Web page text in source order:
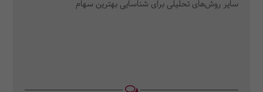
سایر روش‌های تحلیلی برای شناسایی بهترین سهام